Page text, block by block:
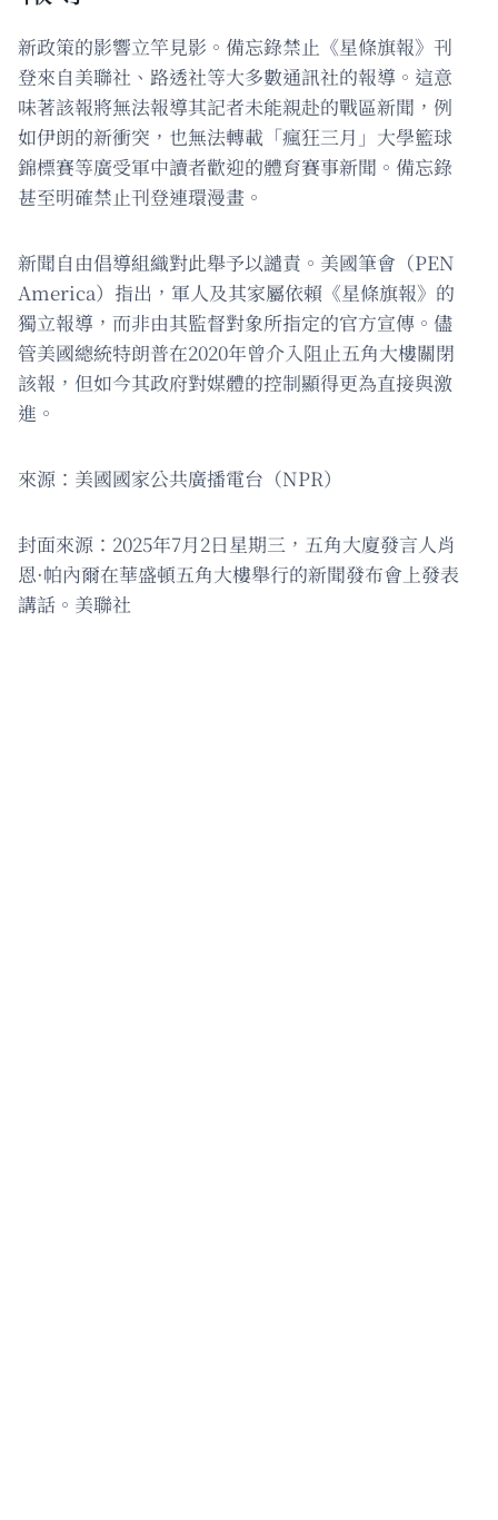
新政策的影響立竿見影。備忘錄禁止《星條旗報》刊
登來自美聯社、路透社等大多數通訊社的報導。這意
味著該報將無法報導其記者未能親赴的戰區新聞，例
如伊朗的新衝突，也無法轉載「瘋狂三月」大學籃球
錦標賽等廣受軍中讀者歡迎的體育賽事新聞。備忘錄
甚至明確禁止刊登連環漫畫。
新聞自由倡導組織對此舉予以譴責。美國筆會（PEN
America）指出，軍人及其家屬依賴《星條旗報》的
獨立報導，而非由其監督對象所指定的官方宣傳。儘
管美國總統特朗普在2020年曾介入阻止五角大樓關閉
該報，但如今其政府對媒體的控制顯得更為直接與激
進。
來源：美國國家公共廣播電台（NPR）
封面來源：2025年7月2日星期三，五角大廈發言人肖
恩·帕內爾在華盛頓五角大樓舉行的新聞發布會上發表
講話。美聯社